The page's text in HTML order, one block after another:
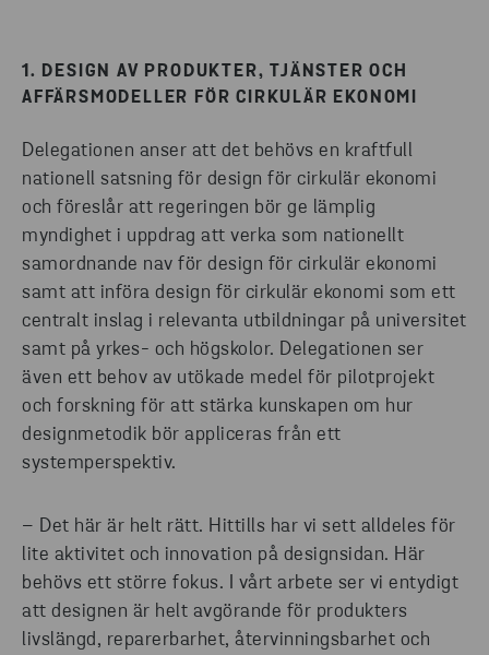
1. DESIGN AV PRODUKTER, TJÄNSTER OCH
AFFÄRSMODELLER FÖR CIRKULÄR EKONOMI
Delegationen anser att det behövs en kraftfull
nationell satsning för design för cirkulär ekonomi
och föreslår att regeringen bör ge lämplig
myndighet i uppdrag att verka som nationellt
samordnande nav för design för cirkulär ekonomi
samt att införa design för cirkulär ekonomi som ett
centralt inslag i relevanta utbildningar på universitet
samt på yrkes- och högskolor. Delegationen ser
även ett behov av utökade medel för pilotprojekt
och forskning för att stärka kunskapen om hur
designmetodik bör appliceras från ett
systemperspektiv.
– Det här är helt rätt. Hittills har vi sett alldeles för
lite aktivitet och innovation på designsidan. Här
behövs ett större fokus. I vårt arbete ser vi entydigt
att designen är helt avgörande för produkters
livslängd, reparerbarhet, återvinningsbarhet och